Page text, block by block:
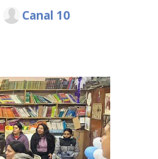
Canal 10